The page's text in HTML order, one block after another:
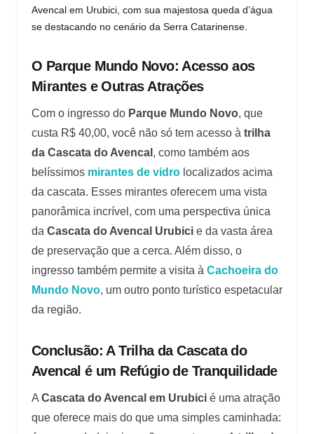
Avencal em Urubici, com sua majestosa queda d’água
se destacando no cenário da Serra Catarinense.
O Parque Mundo Novo: Acesso aos
Mirantes e Outras Atrações
Com o ingresso do Parque Mundo Novo, que
custa R$ 40,00, você não só tem acesso à trilha
da Cascata do Avencal , como também aos
belíssimos mirantes de vidro localizados acima
da cascata. Esses mirantes oferecem uma vista
panorâmica incrível, com uma perspectiva única
da Cascata do Avencal Urubici e da vasta área
de preservação que a cerca. Além disso, o
ingresso também permite a visita à Cachoeira do
Mundo Novo, um outro ponto turístico espetacular
da região.
Conclusão: A Trilha da Cascata do
Avencal é um Refúgio de Tranquilidade
A Cascata do Avencal em Urubici é uma atração
que oferece mais do que uma simples caminhada: